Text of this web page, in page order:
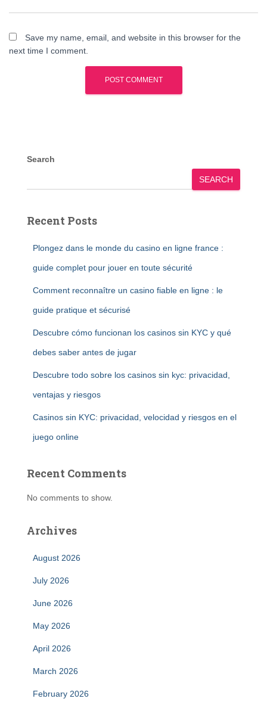
Save my name, email, and website in this browser for the
next time I comment.
Search
SEARCH
Recent Posts
Plongez dans le monde du casino en ligne france :
guide complet pour jouer en toute sécurité
Comment reconnaître un casino fiable en ligne : le
guide pratique et sécurisé
Descubre cómo funcionan los casinos sin KYC y qué
debes saber antes de jugar
Descubre todo sobre los casinos sin kyc: privacidad,
ventajas y riesgos
Casinos sin KYC: privacidad, velocidad y riesgos en el
juego online
Recent Comments
No comments to show.
Archives
August 2026
July 2026
June 2026
May 2026
April 2026
March 2026
February 2026